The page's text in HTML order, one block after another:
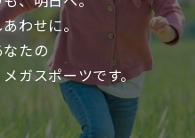
わせに。
たの
ガスポーツです。